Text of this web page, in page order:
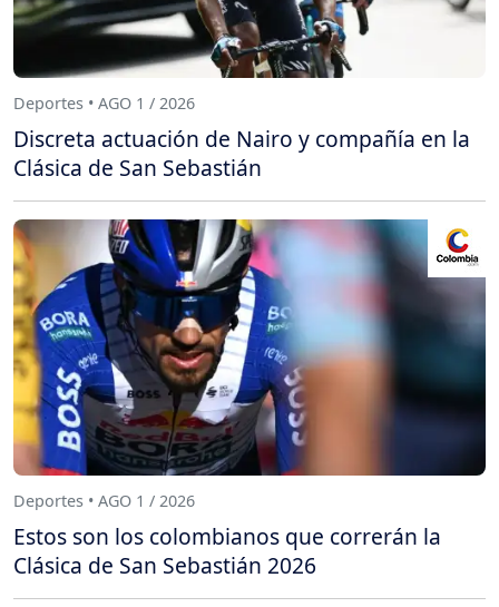
Deportes • AGO 1 / 2026
Discreta actuación de Nairo y compañía en la
Clásica de San Sebastián
Deportes • AGO 1 / 2026
Estos son los colombianos que correrán la
Clásica de San Sebastián 2026